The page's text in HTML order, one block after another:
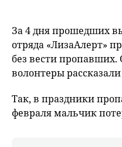
За 4 дня прошедших
отряда «ЛизаАлерт»
без вести пропавших.
волонтеры
Так, в праздники
февраля мальчик